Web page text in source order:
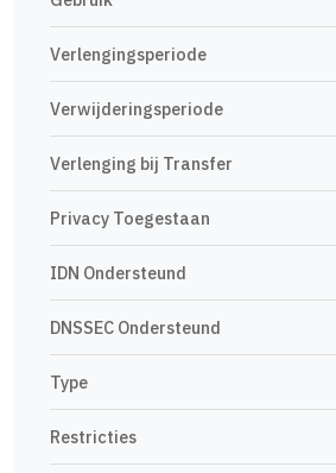
Verlengingsperiode
Verwijderingsperiode
Verlenging bij Transfer
Privacy Toegestaan
IDN Ondersteund
DNSSEC Ondersteund
Type
Restricties